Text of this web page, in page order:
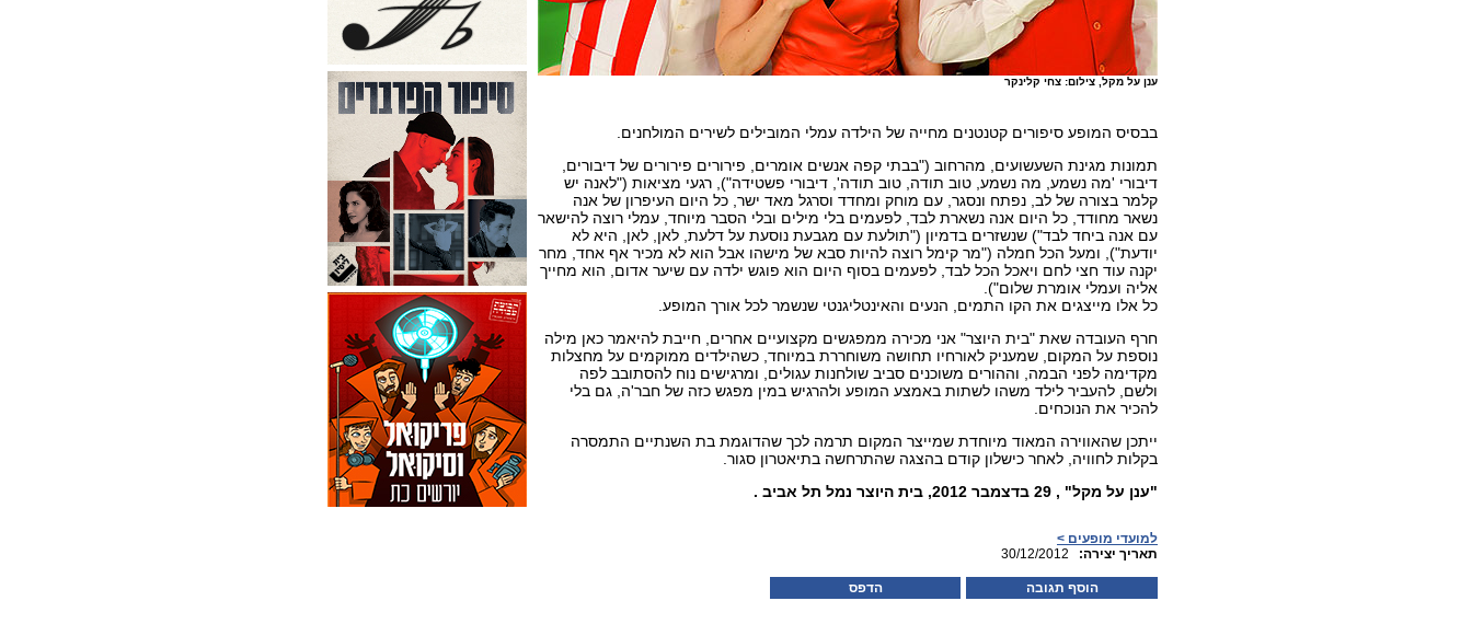
ענן על מקל, צילום: צחי קלינקר
בבסיס המופע סיפורים קטנטנים מחייה של הילדה עמלי המובילים לשירים המולחנים.
תמונות מגינת השעשועים, מהרחוב ("בבתי קפה אנשים אומרים, פירורים פירורים של דיבורים,
דיבורי 'מה נשמע, מה נשמע, טוב תודה, טוב תודה', דיבורי פשטידה"), רגעי מציאות ("לאנה יש
קלמר בצורה של לב, נפתח ונסגר, עם מוחק ומחדד וסרגל מאד ישר, כל היום העיפרון של אנה
נשאר מחודד, כל היום אנה נשארת לבד, לפעמים בלי מילים ובלי הסבר מיוחד, עמלי רוצה להישאר
עם אנה ביחד לבד") שנשזרים בדמיון ("תולעת עם מגבעת נוסעת על דלעת, לאן, לאן, היא לא
יודעת"), ומעל הכל חמלה ("מר קימל רוצה להיות סבא של מישהו אבל הוא לא מכיר אף אחד, מחר
יקנה עוד חצי לחם ויאכל הכל לבד, לפעמים בסוף היום הוא פוגש ילדה עם שיער אדום, הוא מחייך
אליה ועמלי אומרת שלום").
כל אלו מייצגים את הקו התמים, הנעים והאינטליגנטי שנשמר לכל אורך המופע.
חרף העובדה שאת "בית היוצר" אני מכירה ממפגשים מקצועיים אחרים, חייבת להיאמר כאן מילה
נוספת על המקום, שמעניק לאורחיו תחושה משוחררת במיוחד, כשהילדים ממוקמים על מחצלות
מקדימה לפני הבמה, וההורים משוכנים סביב שולחנות עגולים, ומרגישים נוח להסתובב לפה
ולשם, להעביר לילד משהו לשתות באמצע המופע ולהרגיש במין מפגש כזה של חבר'ה, גם בלי
להכיר את הנוכחים.
ייתכן שהאווירה המאוד מיוחדת שמייצר המקום תרמה לכך שהדוגמת בת השנתיים התמסרה
בקלות לחוויה, לאחר כישלון קודם בהצגה שהתרחשה בתיאטרון סגור.
"ענן על מקל" , 29 בדצמבר 2012, בית היוצר נמל תל אביב .
למועדי מופעים >
30/12/2012
:תאריך יצירה
הדפס הוסף תגובה